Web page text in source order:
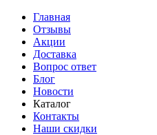
Главная
Отзывы
Акции
Доставка
Вопрос ответ
Блог
Новости
Каталог
Контакты
Наши скидки